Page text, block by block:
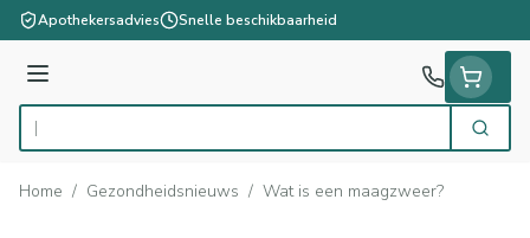
Ga naar de inhoud
Apothekersadvies Snelle beschikbaarheid
Menu
Product, merk, categorie... Zoek
Home / Gezondheidsnieuws / Wat is een maagzweer?